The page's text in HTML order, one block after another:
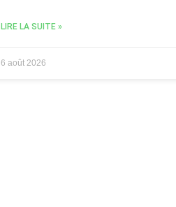
LIRE LA SUITE »
6 août 2026